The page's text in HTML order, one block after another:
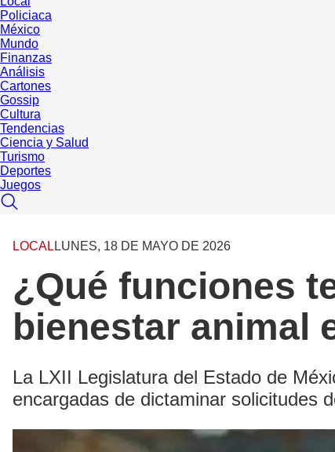
Policiaca
México
Mundo
Finanzas
Análisis
Cartones
Gossip
Cultura
Tendencias
Ciencia y Salud
Turismo
Deportes
Juegos
LOCAL LUNES, 18 DE MAYO DE 2026
¿Qué funciones
bienestar animal
La LXII Legislatura del Estado de
encargadas de dictaminar solicitudes